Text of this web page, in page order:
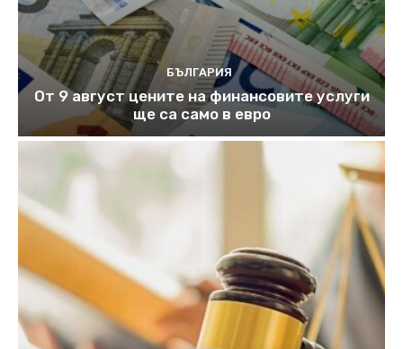
БЪЛГАРИЯ
От 9 август цените на финансовите услуги
ще са само в евро